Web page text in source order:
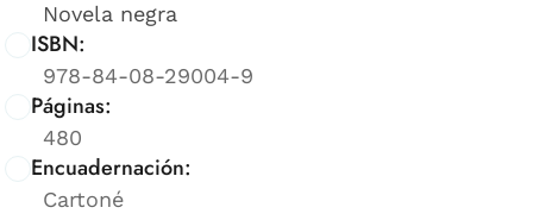
Novela negra
ISBN:
978-84-08-29004-9
Páginas:
480
Encuadernación:
Cartoné